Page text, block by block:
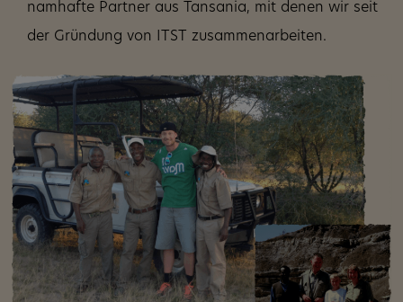
namhafte Partner aus Tansania, mit denen wir seit
der Gründung von ITST zusammenarbeiten.